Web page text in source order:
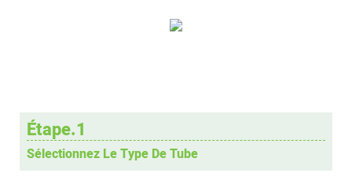
Étape.1
Sélectionnez Le Type De Tube